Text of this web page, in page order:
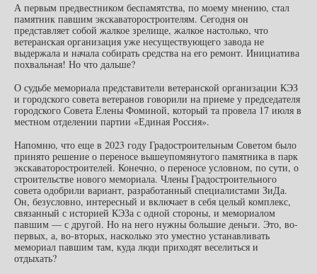
А первым предвестником беспамятства, по моему мнению, стал
памятник павшим экскаваторостроителям. Сегодня он
представляет собой жалкое зрелище, жалкое настолько, что
ветеранская организация уже несуществующего завода не
выдержала и начала собирать средства на его ремонт. Инициатива
похвальная! Но что дальше?
О судьбе мемориала представители ветеранской организации КЭЗ
и городского совета ветеранов говорили на приеме у председателя
городского Совета Елены Фоминой, который та провела 17 июля в
местном отделении партии «Единая Россия».
Напомню, что еще в 2023 году Градостроительным Советом было
принято решение о переносе вышеупомянутого памятника в парк
экскаваторостроителей. Конечно, о переносе условном, по сути, о
строительстве нового мемориала. Члены Градостроительного
совета одобрили вариант, разработанный специалистами ЗиДа.
Он, безусловно, интересный и включает в себя целый комплекс,
связанный с историей КЭЗа с одной стороны, и мемориалом
павшим — с другой. Но на него нужны большие деньги. Это, во-
первых, а, во-вторых, насколько это уместно устанавливать
мемориал павшим там, куда люди приходят веселиться и
отдыхать?